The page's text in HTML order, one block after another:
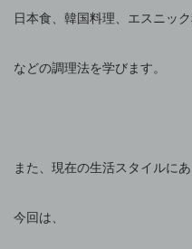
日本食、韓国料理、エスニック
などの調理法を学びます。
また、現在の生活スタイルに
今回は、